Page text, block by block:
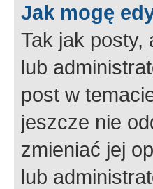
Jak mogę
Tak jak posty,
lub
post w
jeszcze nie
zmieniać jej
lub